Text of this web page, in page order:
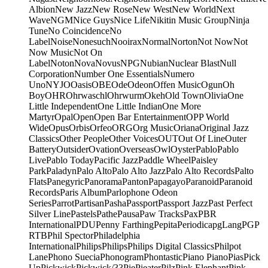
AlbionNew JazzNew RoseNew WestNew WorldNext
WaveNGMNice GuysNice LifeNikitin Music GroupNinja
TuneNo CoincidenceNo
LabelNoiseNonesuchNooiraxNormalNortonNot NowNot
Now MusicNot On
LabelNotonNovaNovusNPGNubianNuclear BlastNull
CorporationNumber One EssentialsNumero
UnoNYJOOasisOBEOdeOdeonOffen MusicOgunOh
BoyOHROhrwaschlOhrwurmOkehOld TownOliviaOne
Little IndependentOne Little IndianOne More
MartyrOpalOpenOpen Bar EntertainmentOPP World
WideOpusOrbisOrfeoORGOrg MusicOrianaOriginal Jazz
ClassicsOther PeopleOther VoicesOUTOut Of LineOuter
BatteryOutsiderOvationOverseasOwlOysterPabloPablo
LivePablo TodayPacific JazzPaddle WheelPaisley
ParkPaladynPalo AltoPalo Alto JazzPalo Alto RecordsPalto
FlatsPanegyricPanoramaPantonPapagayoParanoidParanoid
RecordsParis AlbumParlophone Odeon
SeriesParrotPartisanPashaPassportPassport JazzPast Perfect
Silver LinePastelsPathePausaPaw TracksPaxPBR
InternationalPDUPenny FarthingPepitaPeriodicapgLangPGP
RTBPhil SpectorPhiladelphia
InternationalPhilipsPhilipsPhilips Digital ClassicsPhilpot
LanePhono SueciaPhonogramPhontasticPiano PianoPiasPick